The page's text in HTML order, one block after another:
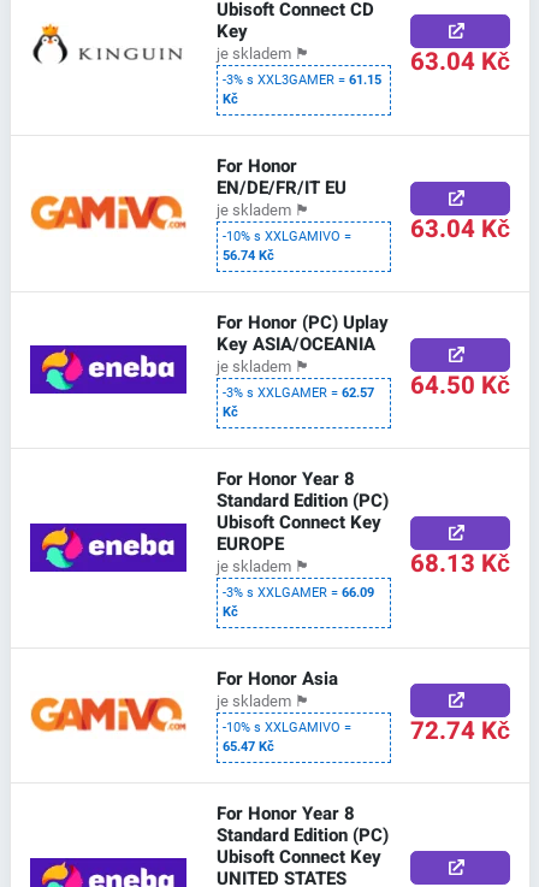
Ubisoft Connect CD
Key
je skladem 🏴
-3% s XXL3GAMER =61.15
Kč
63.04 Kč
For Honor
EN/DE/FR/IT EU
je skladem 🏴
-10% s XXLGAMIVO =
56.74 Kč
63.04 Kč
For Honor (PC) Uplay
Key ASIA/OCEANIA
je skladem 🏴
-3% s XXLGAMER =62.57
Kč
64.50 Kč
For Honor Year 8
Standard Edition (PC)
Ubisoft Connect Key
EUROPE
je skladem 🏴
-3% s XXLGAMER =66.09
Kč
68.13 Kč
For Honor Asia
je skladem 🏴
-10% s XXLGAMIVO =
65.47 Kč
72.74 Kč
For Honor Year 8
Standard Edition (PC)
Ubisoft Connect Key
UNITED STATES